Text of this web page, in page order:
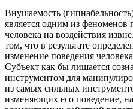
Внушаемость
является одним из феноменов
человека на воздействия
том, что в результате
изменение поведения
Субъект как бы лишается
инструментом для
из самых сильных
изменяющих его поведение,